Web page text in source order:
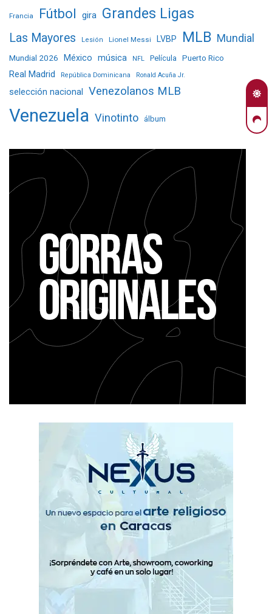
Francia Fútbol gira Grandes Ligas
Las Mayores Lesión Lionel Messi LVBP MLB Mundial
Mundial 2026 México música NFL Película Puerto Rico
Real Madrid República Dominicana Ronald Acuña Jr.
selección nacional Venezolanos MLB
Venezuela Vinotinto álbum